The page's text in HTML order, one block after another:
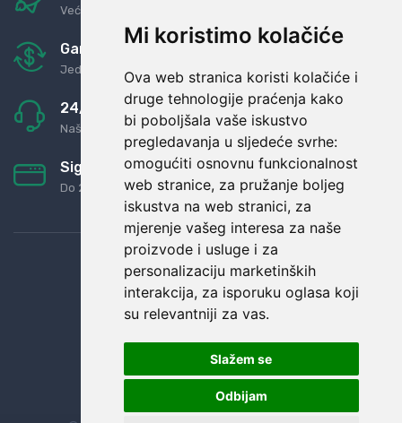
Mi koristimo kolačiće
Ova web stranica koristi kolačiće i
druge tehnologije praćenja kako
bi poboljšala vaše iskustvo
pregledavanja u sljedeće svrhe:
omogućiti osnovnu funkcionalnost
web stranice, za pružanje boljeg
iskustva na web stranici, za
mjerenje vašeg interesa za naše
proizvode i usluge i za
personalizaciju marketinških
interakcija, za isporuku oglasa koji
su relevantniji za vas.
Slažem se
Odbijam
Već za nekoliko dana kod vas
Garancija u povrat novaca
Jednostavno pravilo: Roba za novac
24/7 odlična podrška
Naši agenti uvijek na raspolaganju
Sigurno obročno plaćanje
Do 24 rata bez kamata